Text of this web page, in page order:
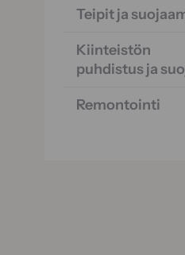
Teipit ja
Kiinteistön
puhdistus ja
Remontointi